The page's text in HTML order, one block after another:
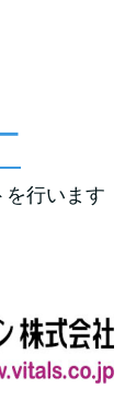
を行います